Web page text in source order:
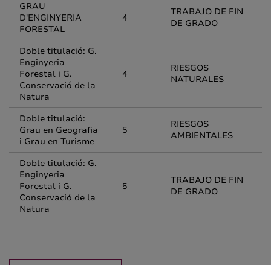
GRAU
D'ENGINYERIA
FORESTAL
4
TRABAJO DE FIN
DE GRADO
Doble titulació: G.
Enginyeria
Forestal i G.
Conservació de la
Natura
4
RIESGOS
NATURALES
Doble titulació:
Grau en Geografia
i Grau en Turisme
5
RIESGOS
AMBIENTALES
Doble titulació: G.
Enginyeria
Forestal i G.
Conservació de la
Natura
5
TRABAJO DE FIN
DE GRADO